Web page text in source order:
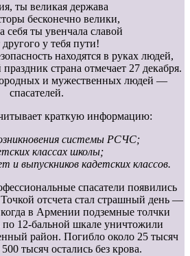
ты великая держава
бесконечно велики,
себя ты увенчала славой
у тебя пути!
находятся в руках людей,
страна отмечает 27 декабря.
и мужественных людей —
спасателей.
краткую информацию:
системы РСЧС;
классах школы;
и выпускников кадетских классов.
спасатели появились
отсчета стал страшный день —
когда в Армении подземные толчки
по 12-бальной шкале уничтожили
район. Погибло около 25 тысяч
тысяч остались без крова.